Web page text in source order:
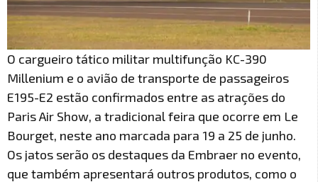
O cargueiro tático militar multifunção KC-390
Millenium e o avião de transporte de passageiros
E195-E2 estão confirmados entre as atrações do
Paris Air Show, a tradicional feira que ocorre em Le
Bourget, neste ano marcada para 19 a 25 de junho.
Os jatos serão os destaques da Embraer no evento,
que também apresentará outros produtos, como o